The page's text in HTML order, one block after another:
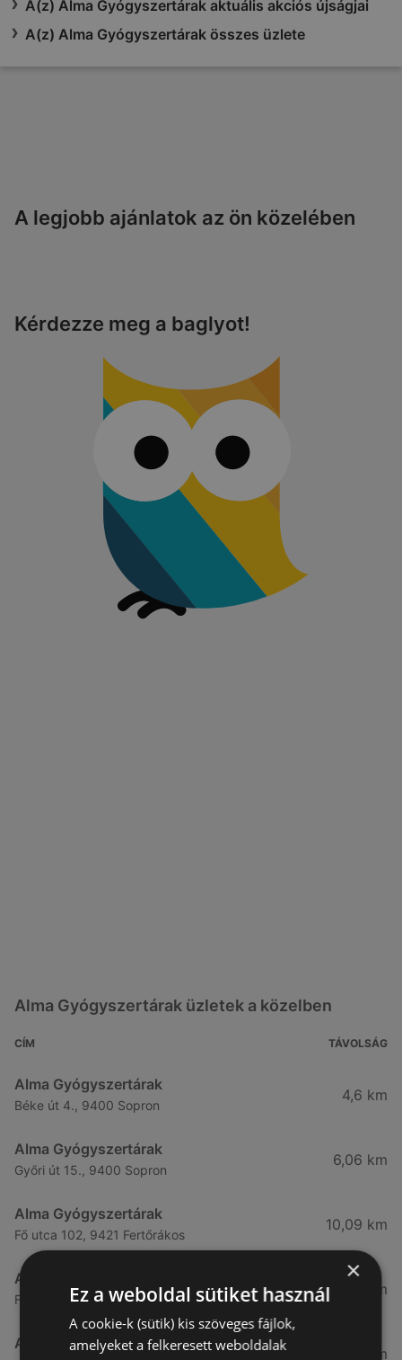
A(z) Alma Gyógyszertárak aktuális akciós újságjai
A(z) Alma Gyógyszertárak összes üzlete
A legjobb ajánlatok az ön közelében
Kérdezze meg a baglyot!
Alma Gyógyszertárak üzletek a közelben
CÍM TÁVOLSÁG
Alma Gyógyszertárak
Béke út 4., 9400 Sopron
4,6 km
Alma Gyógyszertárak
Győri út 15., 9400 Sopron
6,06 km
Alma Gyógyszertárak
Fő utca 102, 9421 Fertőrákos
10,09 km
Alma Gyógyszertárak
Fő Utca 102., 9421 Sopron
10,27 km
Alma Gyógyszertárak
21,83 km
×
Ez a weboldal sütiket használ
A cookie-k (sütik) kis szöveges fájlok,
amelyeket a felkeresett weboldalak